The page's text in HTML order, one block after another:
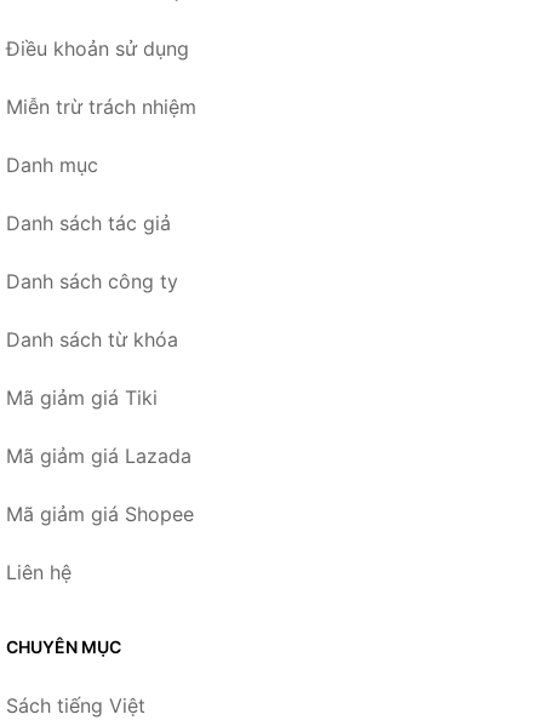
Điều khoản sử dụng
Miễn trừ trách nhiệm
Danh mục
Danh sách tác giả
Danh sách công ty
Danh sách từ khóa
Mã giảm giá Tiki
Mã giảm giá Lazada
Mã giảm giá Shopee
Liên hệ
CHUYÊN MỤC
Sách tiếng Việt